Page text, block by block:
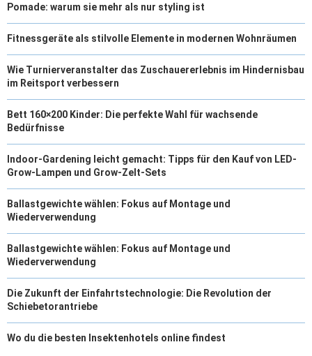
Pomade: warum sie mehr als nur styling ist
Fitnessgeräte als stilvolle Elemente in modernen Wohnräumen
Wie Turnierveranstalter das Zuschauererlebnis im Hindernisbau
im Reitsport verbessern
Bett 160×200 Kinder: Die perfekte Wahl für wachsende
Bedürfnisse
Indoor-Gardening leicht gemacht: Tipps für den Kauf von LED-
Grow-Lampen und Grow-Zelt-Sets
Ballastgewichte wählen: Fokus auf Montage und
Wiederverwendung
Ballastgewichte wählen: Fokus auf Montage und
Wiederverwendung
Die Zukunft der Einfahrtstechnologie: Die Revolution der
Schiebetorantriebe
Wo du die besten Insektenhotels online findest